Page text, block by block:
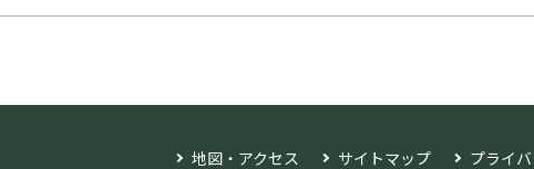
地図・アクセス サイトマップ プライ